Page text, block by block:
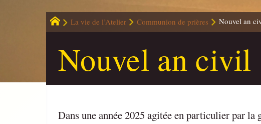
La vie de l’Atelier Communion de prières Nouvel an
Nouvel an civil
Dans une année 2025 agitée en particulier par